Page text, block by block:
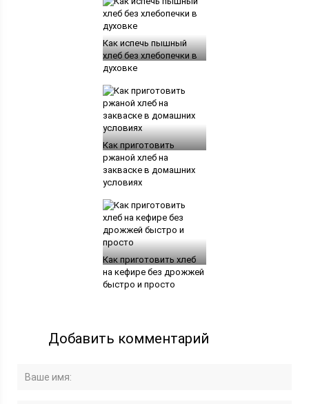
Как испечь пышный
хлеб без хлебопечки в
духовке
Как приготовить
ржаной хлеб на
закваске в домашних
условиях
Как приготовить хлеб
на кефире без дрожжей
быстро и просто
Добавить комментарий